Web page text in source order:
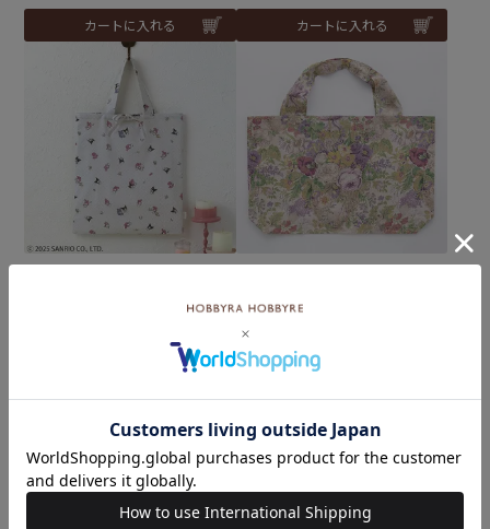
カートに入れる カートに入れる
ポケットバッグ＜マイメロ
カートに入れる
ショッピングバッグ＜X5＞
メール便1個まで可
¥3,476税込
カートに入れる